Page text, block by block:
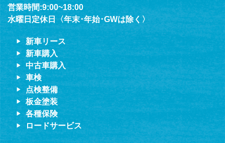
営業時間:9:00~18:00
水曜日定休日〈年末･年始･GWは除く〉
新車リース
新車購入
中古車購入
車検
点検整備
板金塗装
各種保険
ロードサービス